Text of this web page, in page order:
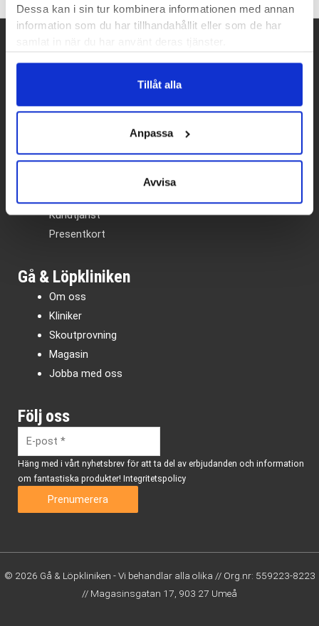
Dessa kan i sin tur kombinera informationen med annan
information som du har tillhandahållit eller som de har
samlat in när du har använt deras tjänster.
Tillåt alla
Anpassa
Avvisa
Betalpartner
Vanliga frågor – FAQ
Kundtjänst
Presentkort
Gå & Löpkliniken
Om oss
Kliniker
Skoutprovning
Magasin
Jobba med oss
Följ oss
Häng med i vårt nyhetsbrev för att ta del av erbjudanden och information
om fantastiska produkter! Integritetspolicy
© 2026 Gå & Löpkliniken - Vi behandlar alla olika // Org.nr: 559223-8223
// Magasinsgatan 17, 903 27 Umeå